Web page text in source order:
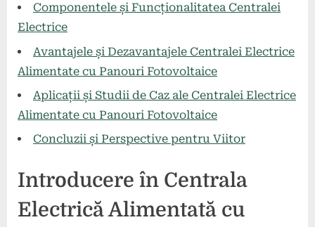
Componentele și Funcționalitatea Centralei
Electrice
Avantajele și Dezavantajele Centralei Electrice
Alimentate cu Panouri Fotovoltaice
Aplicații și Studii de Caz ale Centralei Electrice
Alimentate cu Panouri Fotovoltaice
Concluzii și Perspective pentru Viitor
Introducere în Centrala
Electrică Alimentată cu